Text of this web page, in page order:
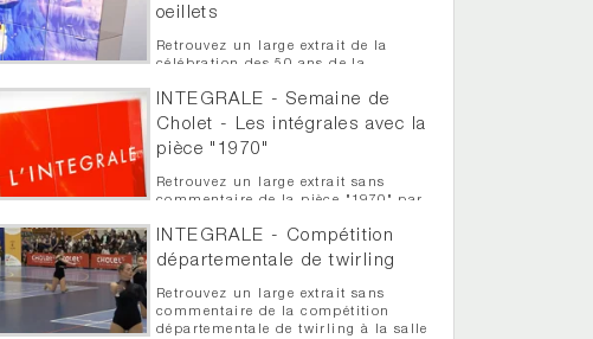
oeillets
Retrouvez un large extrait de la
célébration des 50 ans de la
INTEGRALE - Semaine de
Cholet - Les intégrales avec la
pièce "1970"
Retrouvez un large extrait sans
commentaire de la pièce "1970" par
intégrale de la semaine de Cholet
INTEGRALE - Compétition
départementale de twirling
Retrouvez un large extrait sans
commentaire de la compétition
départementale de twirling à la salle